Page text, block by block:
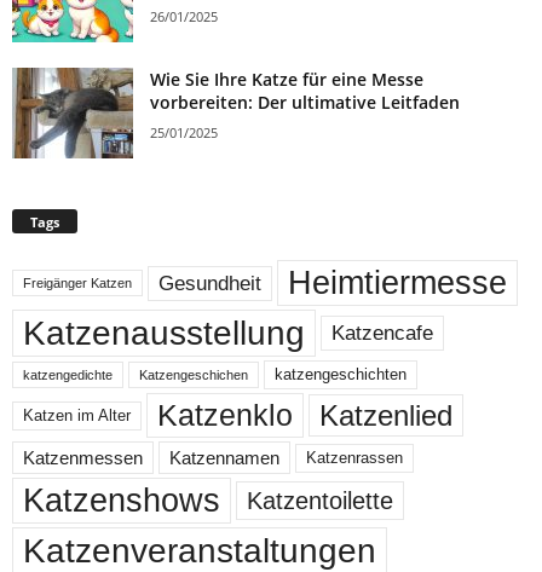
26/01/2025
Wie Sie Ihre Katze für eine Messe
vorbereiten: Der ultimative Leitfaden
25/01/2025
Tags
Freigänger Katzen Gesundheit Heimtiermesse
Katzenausstellung Katzencafe
katzengedichte Katzengeschichen katzengeschichten
Katzen im Alter Katzenklo Katzenlied
Katzenmessen Katzennamen Katzenrassen
Katzenshows Katzentoilette
Katzenveranstaltungen